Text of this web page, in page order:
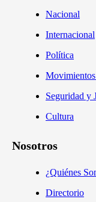
Nacional
Internacional
Política
Seguridad y
Cultura
Nosotros
¿Quiénes
Directorio